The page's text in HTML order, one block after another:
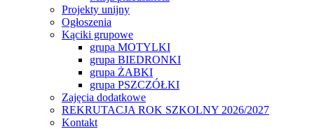
Projekty unijny
Ogłoszenia
Kąciki grupowe
grupa MOTYLKI
grupa BIEDRONKI
grupa ŻABKI
grupa PSZCZÓŁKI
Zajęcia dodatkowe
REKRUTACJA ROK SZKOLNY 2026/2027
Kontakt